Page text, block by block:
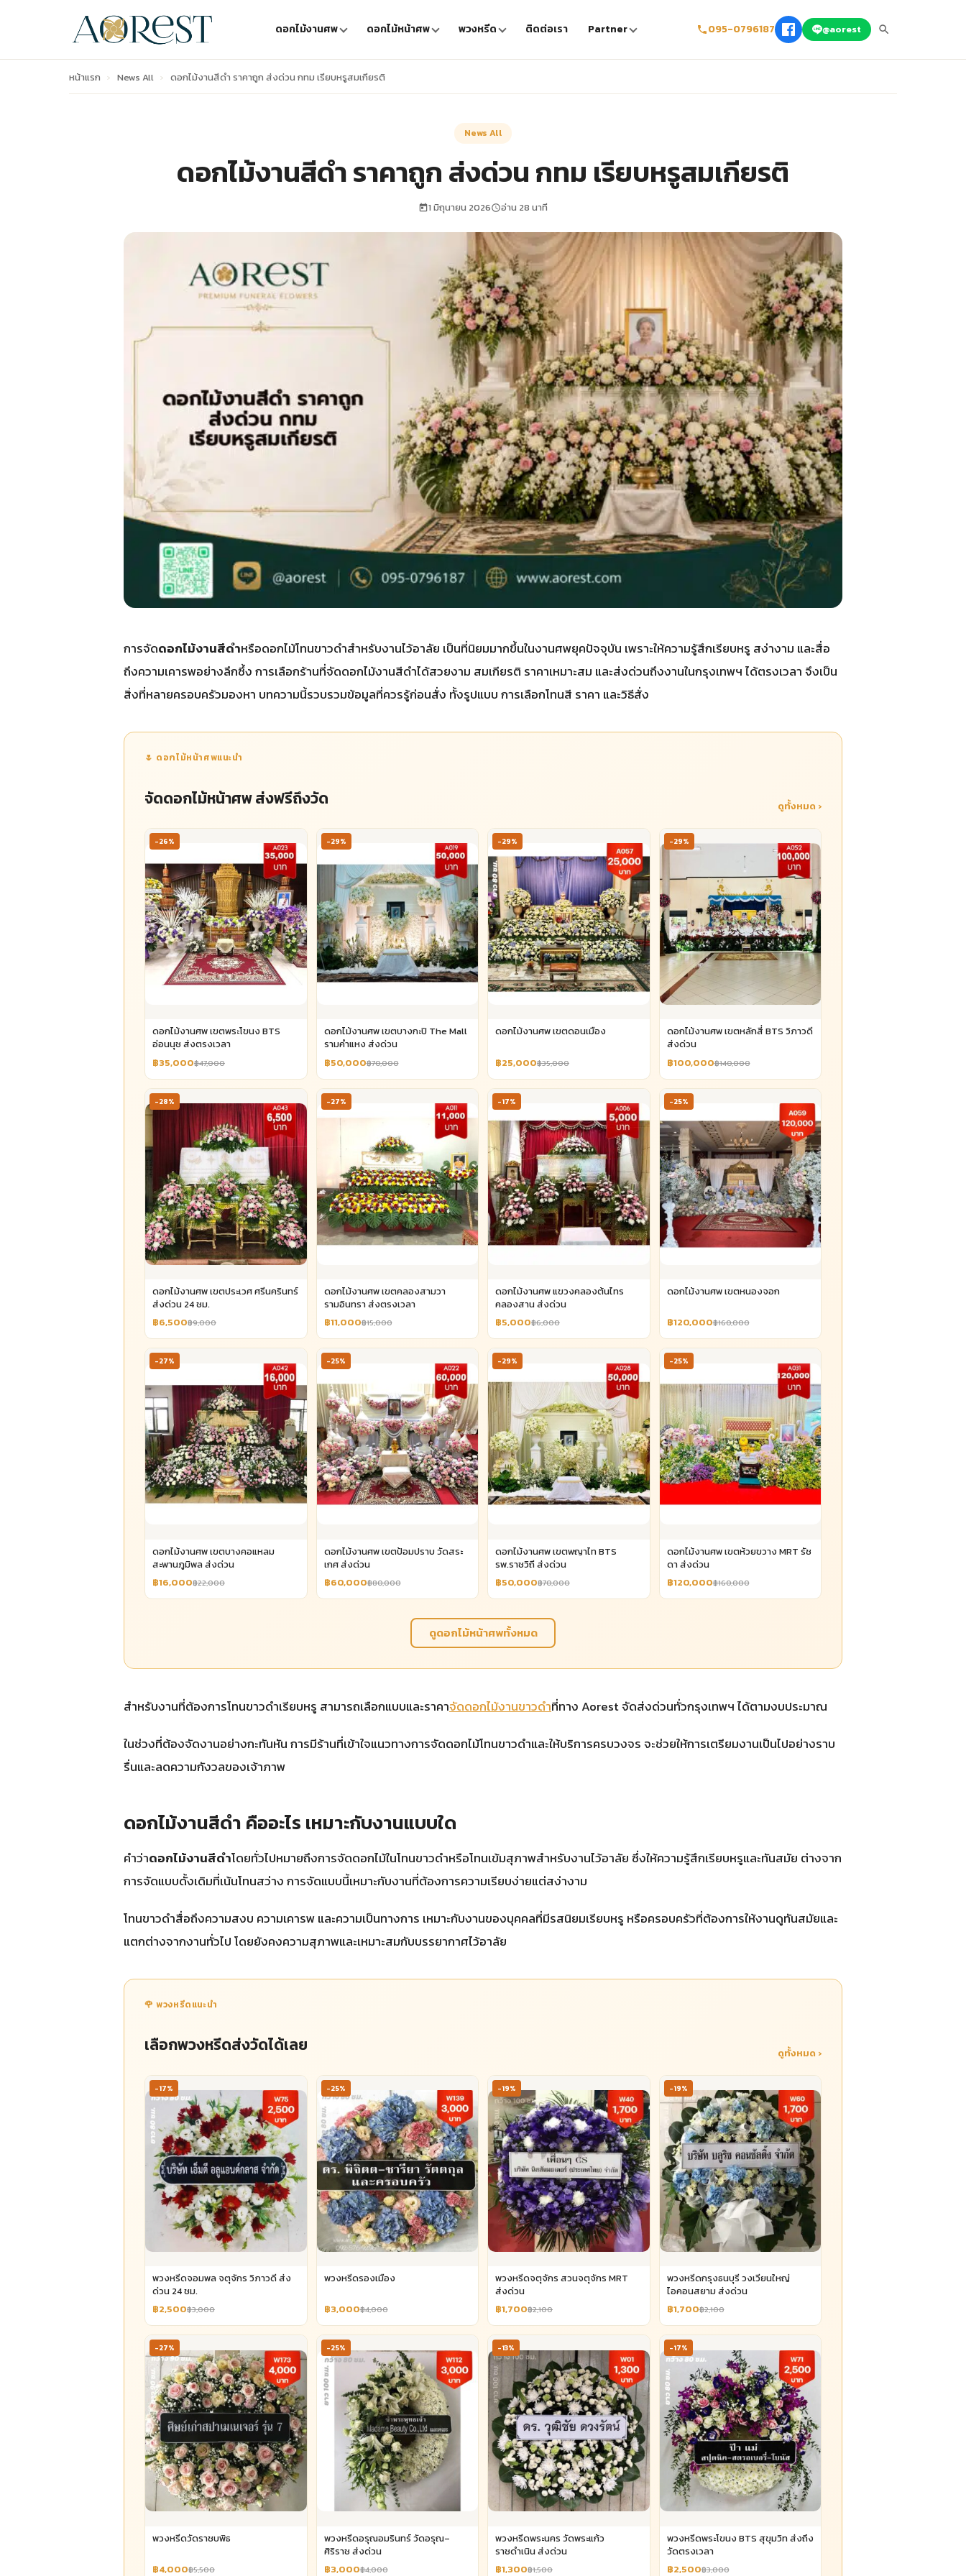
ดอกไม้งานศพ ดอกไม้หน้าศพ พวงหรีด ติดต่อเรา Partner 095-0796187 @aorest
หน้าแรก › News All › ดอกไม้งานสีดํา ราคาถูก ส่งด่วน กทม เรียบหรูสมเกียรติ
News All
ดอกไม้งานสีดํา ราคาถูก ส่งด่วน กทม เรียบหรูสมเกียรติ
1 มิถุนายน 2026 อ่าน 28 นาที
การจัดดอกไม้งานสีดําหรือดอกไม้โทนขาวดำสำหรับงานไว้อาลัย เป็นที่นิยมมากขึ้นในงานศพยุคปัจจุบัน เพราะให้ความรู้สึกเรียบหรู สง่างาม และสื่อ
ถึงความเคารพอย่างลึกซึ้ง การเลือกร้านที่จัดดอกไม้งานสีดำได้สวยงาม สมเกียรติ ราคาเหมาะสม และส่งด่วนถึงงานในกรุงเทพฯ ได้ตรงเวลา จึงเป็น
สิ่งที่หลายครอบครัวมองหา บทความนี้รวบรวมข้อมูลที่ควรรู้ก่อนสั่ง ทั้งรูปแบบ การเลือกโทนสี ราคา และวิธีสั่ง
🌷 ดอกไม้หน้าศพแนะนำ
จัดดอกไม้หน้าศพ ส่งฟรีถึงวัด ดูทั้งหมด ›
-26%
ดอกไม้งานศพ เขตพระโขนง BTS
อ่อนนุช ส่งตรงเวลา
฿35,000฿47,000
-29%
ดอกไม้งานศพ เขตบางกะปิ The Mall
รามคำแหง ส่งด่วน
฿50,000฿70,000
-29%
ดอกไม้งานศพ เขตดอนเมือง
฿25,000฿35,000
-29%
ดอกไม้งานศพ เขตหลักสี่ BTS วิภาวดี
ส่งด่วน
฿100,000฿140,000
-28%
ดอกไม้งานศพ เขตประเวศ ศรีนครินทร์
ส่งด่วน 24 ชม.
฿6,500฿9,000
-27%
ดอกไม้งานศพ เขตคลองสามวา
รามอินทรา ส่งตรงเวลา
฿11,000฿15,000
-17%
ดอกไม้งานศพ แขวงคลองต้นไทร
คลองสาน ส่งด่วน
฿5,000฿6,000
-25%
ดอกไม้งานศพ เขตหนองจอก
฿120,000฿160,000
-27%
ดอกไม้งานศพ เขตบางคอแหลม
สะพานภูมิพล ส่งด่วน
฿16,000฿22,000
-25%
ดอกไม้งานศพ เขตป้อมปราบ วัดสระ
เกศ ส่งด่วน
฿60,000฿80,000
-29%
ดอกไม้งานศพ เขตพญาไท BTS
รพ.ราชวิถี ส่งด่วน
฿50,000฿70,000
-25%
ดอกไม้งานศพ เขตห้วยขวาง MRT รัช
ดา ส่งด่วน
฿120,000฿160,000
ดูดอกไม้หน้าศพทั้งหมด
สำหรับงานที่ต้องการโทนขาวดำเรียบหรู สามารถเลือกแบบและราคาจัดดอกไม้งานขาวดำที่ทาง Aorest จัดส่งด่วนทั่วกรุงเทพฯ ได้ตามงบประมาณ
ในช่วงที่ต้องจัดงานอย่างกะทันหัน การมีร้านที่เข้าใจแนวทางการจัดดอกไม้โทนขาวดำและให้บริการครบวงจร จะช่วยให้การเตรียมงานเป็นไปอย่างราบ
รื่นและลดความกังวลของเจ้าภาพ
ดอกไม้งานสีดํา คืออะไร เหมาะกับงานแบบใด
คำว่าดอกไม้งานสีดําโดยทั่วไปหมายถึงการจัดดอกไม้ในโทนขาวดำหรือโทนเข้มสุภาพสำหรับงานไว้อาลัย ซึ่งให้ความรู้สึกเรียบหรูและทันสมัย ต่างจาก
การจัดแบบดั้งเดิมที่เน้นโทนสว่าง การจัดแบบนี้เหมาะกับงานที่ต้องการความเรียบง่ายแต่สง่างาม
โทนขาวดำสื่อถึงความสงบ ความเคารพ และความเป็นทางการ เหมาะกับงานของบุคคลที่มีรสนิยมเรียบหรู หรือครอบครัวที่ต้องการให้งานดูทันสมัยและ
แตกต่างจากงานทั่วไป โดยยังคงความสุภาพและเหมาะสมกับบรรยากาศไว้อาลัย
🌹 พวงหรีดแนะนำ
เลือกพวงหรีดส่งวัดได้เลย ดูทั้งหมด ›
-17%
พวงหรีดจอมพล จตุจักร วิภาวดี ส่ง
ด่วน 24 ชม.
฿2,500฿3,000
-25%
พวงหรีดรองเมือง
฿3,000฿4,000
-19%
พวงหรีดจตุจักร สวนจตุจักร MRT
ส่งด่วน
฿1,700฿2,100
-19%
พวงหรีดกรุงธนบุรี วงเวียนใหญ่
ไอคอนสยาม ส่งด่วน
฿1,700฿2,100
-27%
พวงหรีดวัดราชบพิธ
฿4,000฿5,500
-25%
พวงหรีดอรุณอมรินทร์ วัดอรุณ–
ศิริราช ส่งด่วน
฿3,000฿4,000
-13%
พวงหรีดพระนคร วัดพระแก้ว
ราชดำเนิน ส่งด่วน
฿1,300฿1,500
-17%
พวงหรีดพระโขนง BTS สุขุมวิท ส่งถึง
วัดตรงเวลา
฿2,500฿3,000